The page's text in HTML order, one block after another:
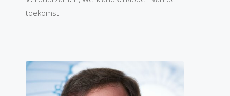
toekomst